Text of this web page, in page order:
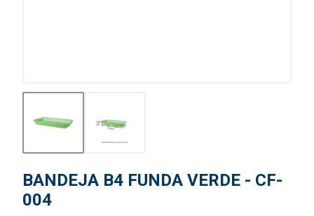
BANDEJA B4 FUNDA VERDE - CF-
004